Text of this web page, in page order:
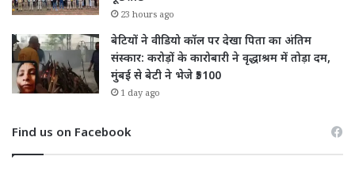
23 hours ago
बेटियों ने वीडियो कॉल पर देखा पिता का अंतिम
संस्कार: करोड़ों के कारोबारी ने वृद्धाश्रम में तोड़ा दम,
मुंबई से बेटी ने भेजे ₹5100
1 day ago
Find us on Facebook